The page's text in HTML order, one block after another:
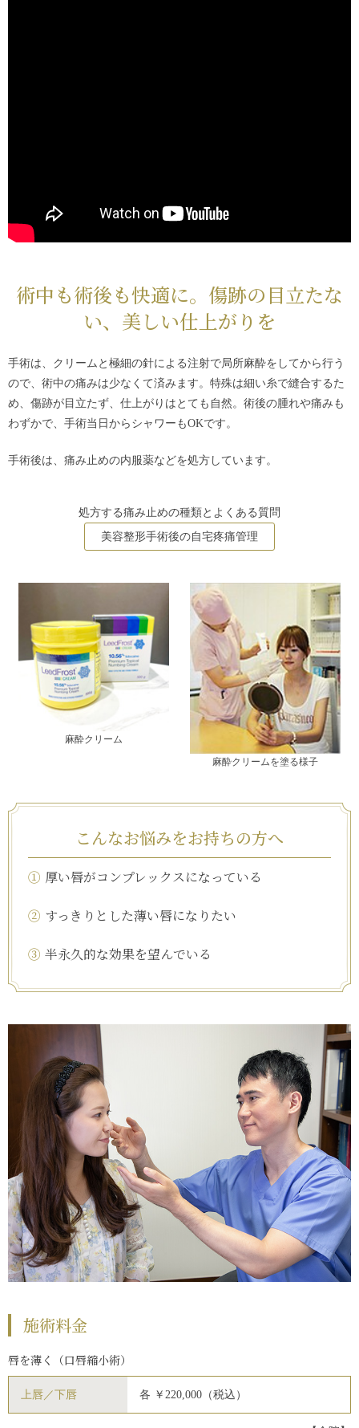
術中も術後も快適に。傷跡の目立たな
い、美しい仕上がりを
手術は、クリームと極細の針による注射で局所麻酔をしてから行う
ので、術中の痛みは少なくて済みます。特殊は細い糸で縫合するた
め、傷跡が目立たず、仕上がりはとても自然。術後の腫れや痛みも
わずかで、手術当日からシャワーもOKです。
手術後は、痛み止めの内服薬などを処方しています。
処方する痛み止めの種類とよくある質問
美容整形手術後の自宅疼痛管理
麻酔クリーム
麻酔クリームを塗る様子
こんなお悩みをお持ちの方へ
① 厚い唇がコンプレックスになっている
② すっきりとした薄い唇になりたい
③ 半永久的な効果を望んでいる
施術料金
唇を薄く（口唇縮小術）
上唇／下唇 各 ￥220,000（税込）